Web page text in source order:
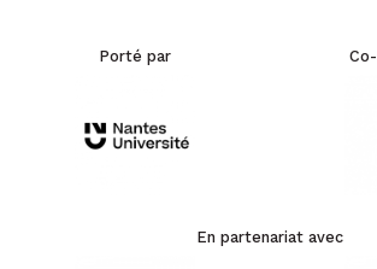
Porté par
En partenariat avec